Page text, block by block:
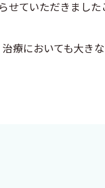
ていただきました
療においても大き
達から生涯にわた
調されると同時に